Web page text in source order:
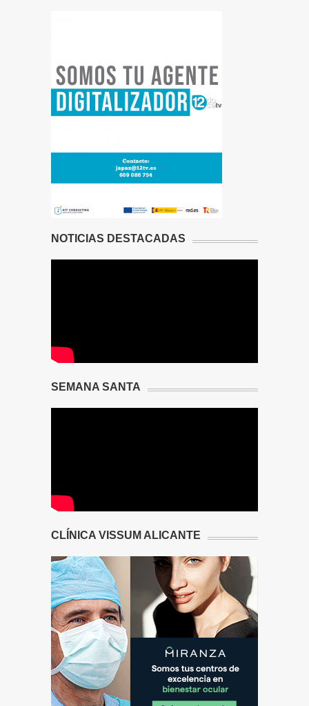
NOTICIAS DESTACADAS
SEMANA SANTA
CLÍNICA VISSUM ALICANTE